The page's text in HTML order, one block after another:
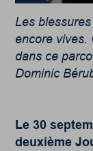
Les
encore vives.
dans ce
Dominic
Le 30
deuxième